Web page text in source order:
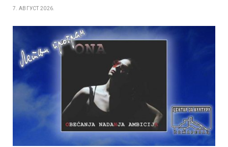
7. АВГУСТ 2026.